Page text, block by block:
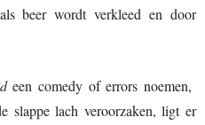
beer wordt verkleed en door
een comedy of errors noemen,
slappe lach veroorzaken, ligt er